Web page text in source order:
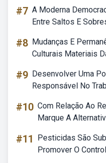
#7 A Moderna
Entre Saltos E
#8 Mudanças E
Culturais Materiais
#9 Desenvolver Uma
Responsável No
#10 Com Relação Ao
Marque A
#11
Pesticidas São
Promover O